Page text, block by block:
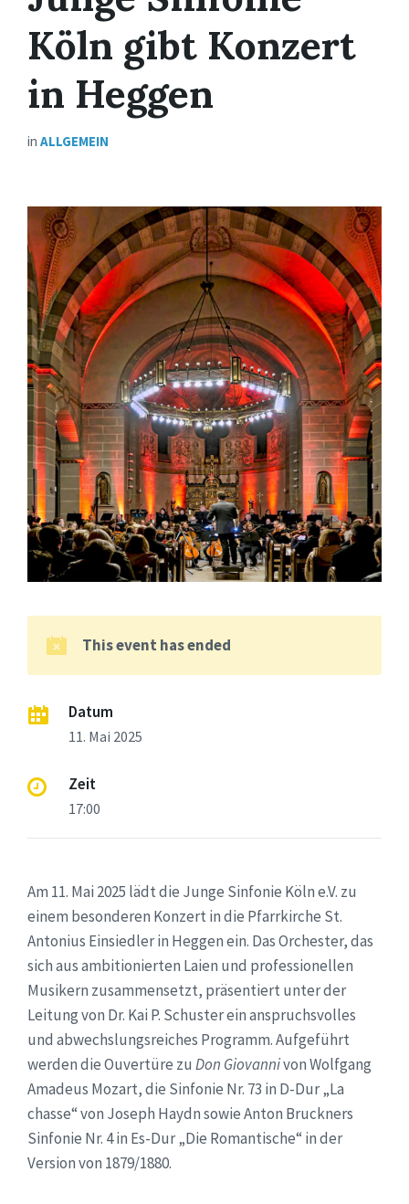
Köln gibt Konzert
in Heggen
in ALLGEMEIN
This event has ended
Datum
11. Mai 2025
Zeit
17:00
Am 11. Mai 2025 lädt die Junge Sinfonie Köln e.V. zu
einem besonderen Konzert in die Pfarrkirche St.
Antonius Einsiedler in Heggen ein. Das Orchester, das
sich aus ambitionierten Laien und professionellen
Musikern zusammensetzt, präsentiert unter der
Leitung von Dr. Kai P. Schuster ein anspruchsvolles
und abwechslungsreiches Programm. Aufgeführt
werden die Ouvertüre zu Don Giovannivon Wolfgang
Amadeus Mozart, die Sinfonie Nr. 73 in D-Dur „La
chasse“ von Joseph Haydn sowie Anton Bruckners
Sinfonie Nr. 4 in Es-Dur „Die Romantische“ in der
Version von 1879/1880.